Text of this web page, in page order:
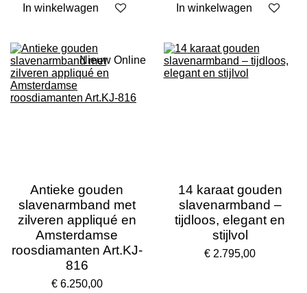
In winkelwagen In winkelwagen
Nieuw Online
Antieke gouden
slavenarmband met
zilveren appliqué en
Amsterdamse
roosdiamanten Art.KJ-
816
€ 6.250,00
14 karaat gouden
slavenarmband –
tijdloos, elegant en
stijlvol
€ 2.795,00